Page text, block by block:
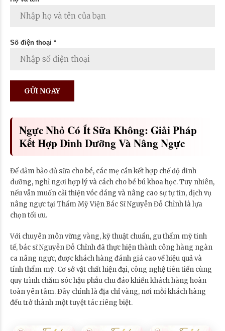
Số điện thoại *
Ngực Nhỏ Có Ít Sữa Không: Giải Pháp
Kết Hợp Dinh Dưỡng Và Nâng Ngực
Để đảm bảo đủ sữa cho bé, các mẹ cần kết hợp chế độ dinh
dưỡng, nghỉ ngơi hợp lý và cách cho bé bú khoa học. Tuy nhiên,
nếu vẫn muốn cải thiện vóc dáng và nâng cao sự tự tin, dịch vụ
nâng ngực tại Thẩm Mỹ Viện Bác Sĩ Nguyễn Đỗ Chỉnh là lựa
chọn tối ưu.
Với chuyên môn vững vàng, kỹ thuật chuẩn, gu thẩm mỹ tinh
tế, bác sĩ Nguyễn Đỗ Chỉnh đã thực hiện thành công hàng ngàn
ca nâng ngực, được khách hàng đánh giá cao về hiệu quả và
tính thẩm mỹ. Cơ sở vật chất hiện đại, công nghệ tiên tiến cùng
quy trình chăm sóc hậu phẫu chu đáo khiến khách hàng hoàn
toàn yên tâm. Đây chính là địa chỉ vàng, nơi mỗi khách hàng
đều trở thành một tuyệt tác riêng biệt.